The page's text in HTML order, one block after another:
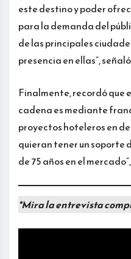
este destino y poder
para la demanda del
de las principales
presencia en ellas”,
Finalmente, recordó que
cadena es mediante
proyectos hoteleros en
quieran tener un soporte
de 75 años en el
*Mira la entrevista